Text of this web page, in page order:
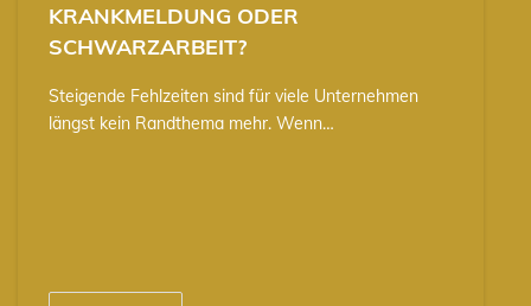
KRANKMELDUNG ODER
SCHWARZARBEIT?
Steigende Fehlzeiten sind für viele Unternehmen
längst kein Randthema mehr. Wenn…